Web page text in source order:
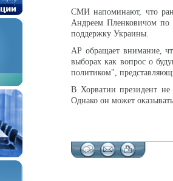
СМИ напоминают, что
Андреем Пленковичом
поддержку Украины.
АР обращает внимание,
выборах как вопрос о
политиком",
В Хорватии президент
Однако он может